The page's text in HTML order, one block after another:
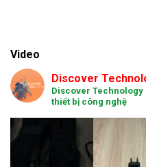
Video
Discover
Discover
thiết bị công nghệ